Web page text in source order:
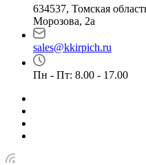
634537, Томская
Морозова, 2а
sales@kkirpich.ru
Пн - Пт: 8.00 - 17.00